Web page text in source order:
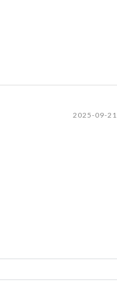
2025-09-21
購入しては失敗も多かった